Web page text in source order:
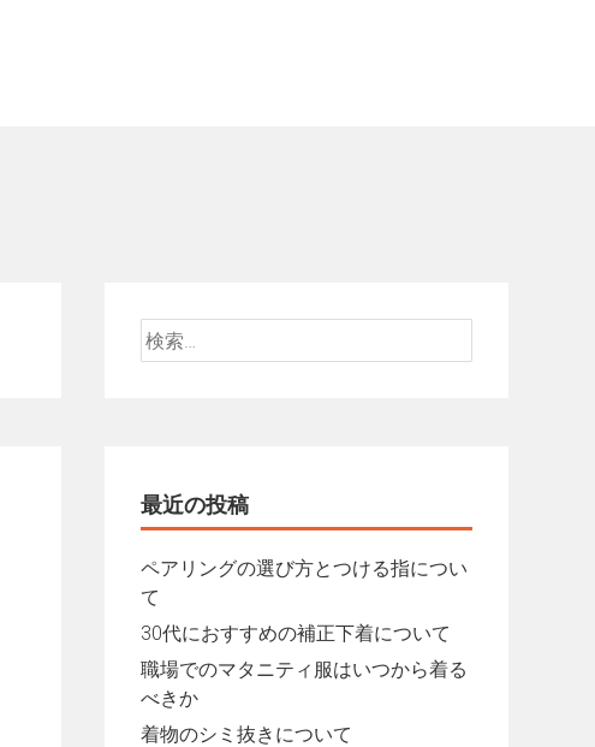
検
索:
最近の投稿
ペアリングの選び方とつける指につい
て
30代におすすめの補正下着について
職場でのマタニティ服はいつから着る
べきか
着物のシミ抜きについて